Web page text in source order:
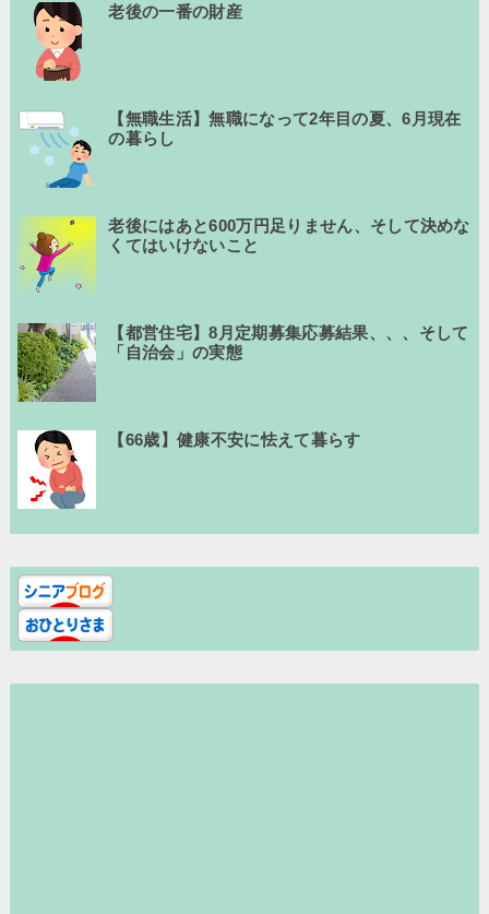
老後の一番の財産
【無職生活】無職になって2年目の夏、6月現在
の暮らし
老後にはあと600万円足りません、そして決めな
くてはいけないこと
【都営住宅】8月定期募集応募結果、、、そして
「自治会」の実態
【66歳】健康不安に怯えて暮らす